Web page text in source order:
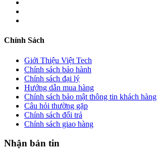
Chính Sách
Giới Thiệu Việt Tech
Chính sách bảo hành
Chính sách đại lý
Hướng dẫn mua hàng
Chính sách bảo mật thông tin khách hàng
Câu hỏi thường gặp
Chính sách đổi trả
Chính sách giao hàng
Nhận bản tin